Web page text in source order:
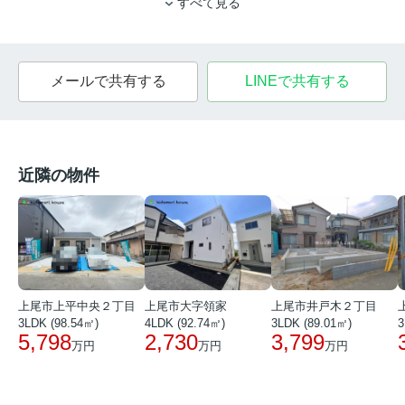
メールで共有する LINEで共有する
近隣の物件
上尾市上平中央２丁目
3LDK (98.54㎡)
5,798万円
上尾市大字領家
4LDK (92.74㎡)
2,730万円
上尾市井戸木２丁目
3LDK (89.01㎡)
3,799万円